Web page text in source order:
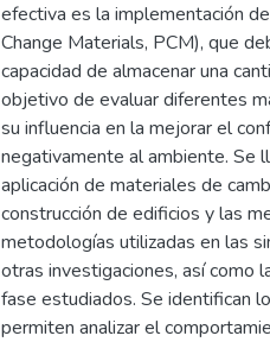
efectiva es la implementación
Change Materials, PCM), que
capacidad de almacenar una
objetivo de evaluar diferentes
su influencia en la mejorar el
negativamente al ambiente. Se
aplicación de materiales de
construcción de edificios y las
metodologías utilizadas en las
otras investigaciones, así como
fase estudiados. Se identifican
permiten analizar el